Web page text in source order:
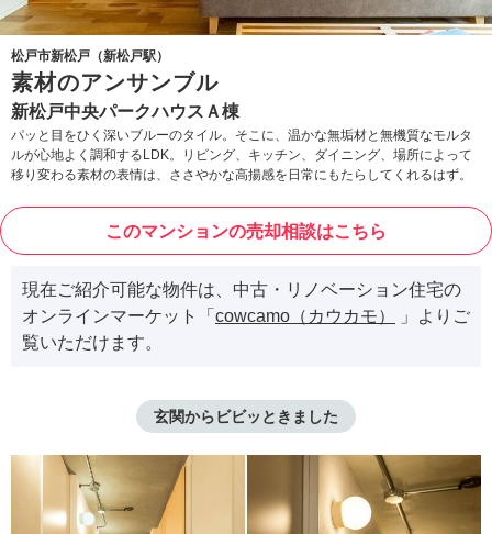
松戸市新松戸（新松戸駅）
素材のアンサンブル
新松戸中央パークハウスＡ棟
パッと目をひく深いブルーのタイル。そこに、温かな無垢材と無機質なモルタ
ルが心地よく調和するLDK。リビング、キッチン、ダイニング、場所によって
移り変わる素材の表情は、ささやかな高揚感を日常にもたらしてくれるはず。
このマンションの売却相談はこちら
現在ご紹介可能な物件は、中古・リノベーション住宅の
オンラインマーケット「 cowcamo（カウカモ）
」よりご
覧いただけます。
玄関からビビッときました